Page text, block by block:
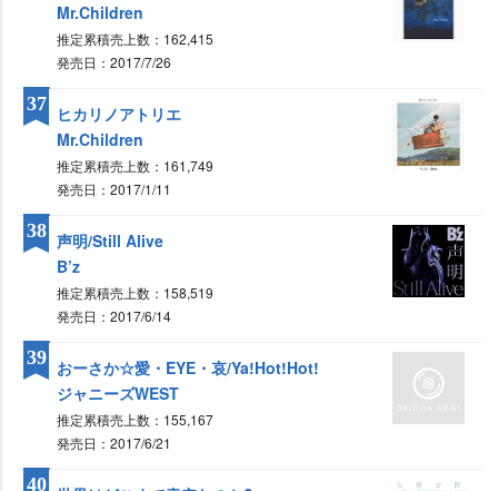
Mr.Children
推定累積売上数：162,415
発売日：2017/7/26
ヒカリノアトリエ
Mr.Children
推定累積売上数：161,749
発売日：2017/1/11
37
声明/Still Alive
B’z
推定累積売上数：158,519
発売日：2017/6/14
38
おーさか☆愛・EYE・哀/Ya!Hot!Hot!
ジャニーズWEST
推定累積売上数：155,167
発売日：2017/6/21
39
40